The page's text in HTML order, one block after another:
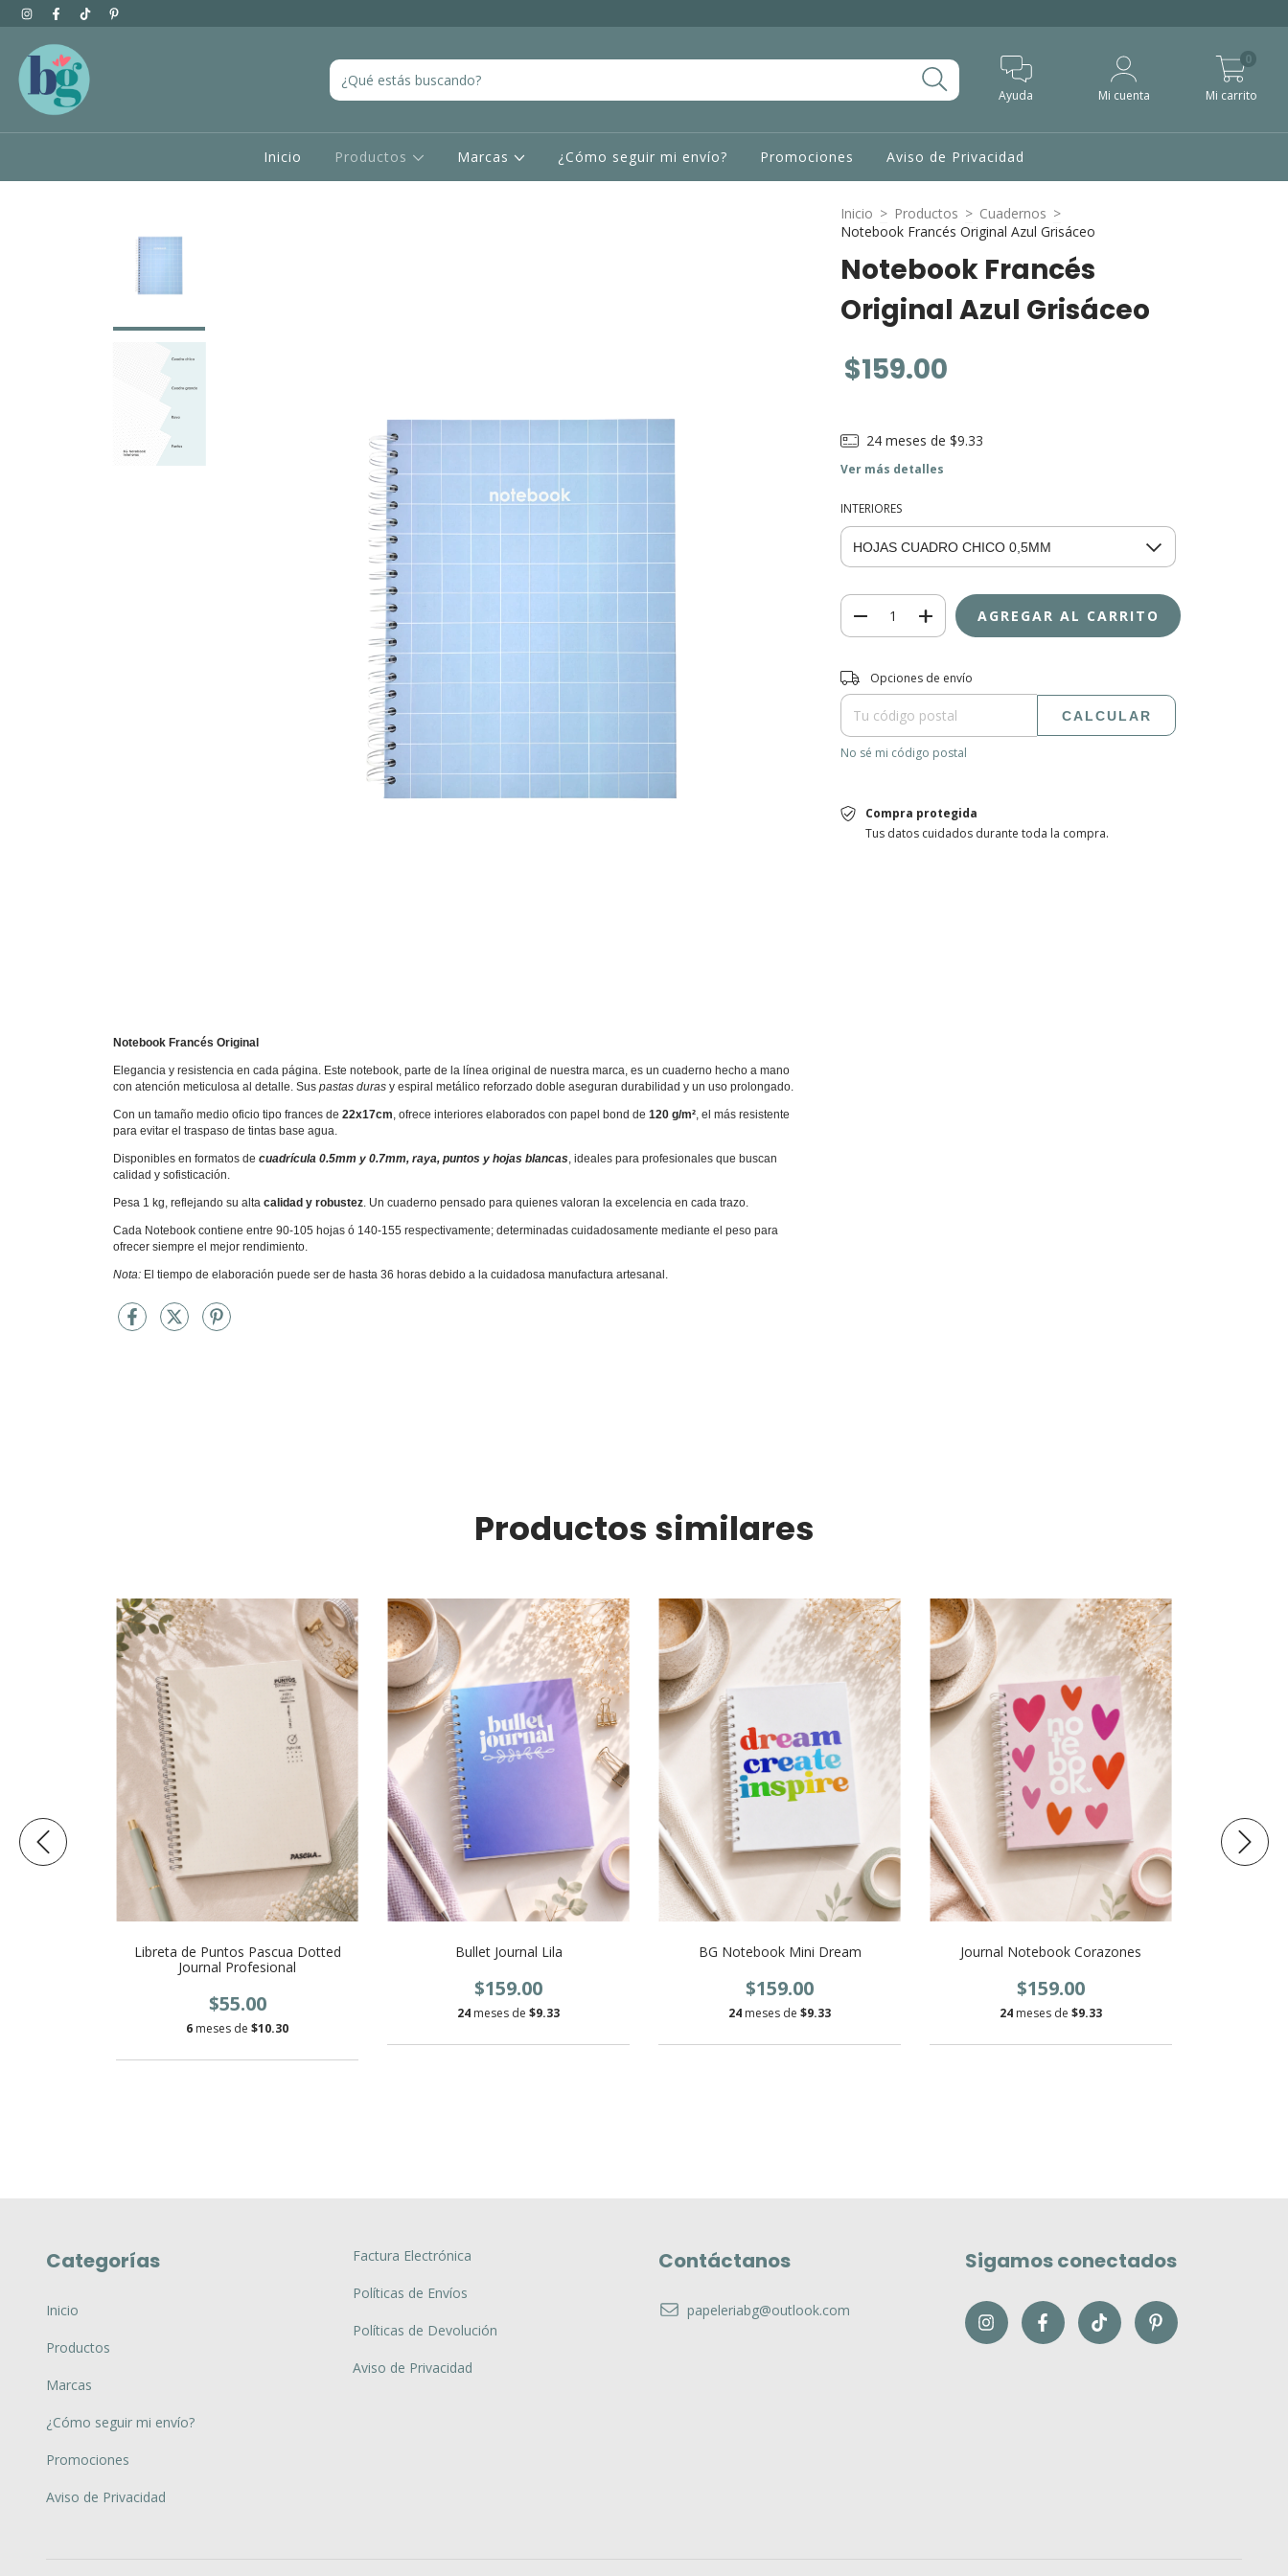
Ayuda Mi cuenta Mi carrito
0
Inicio Productos Marcas ¿Cómo seguir mi envío? Promociones Aviso de Privacidad
Notebook Francés Original
Elegancia y resistencia en cada página. Este notebook, parte de la línea original de nuestra marca, es un cuaderno hecho a mano
con atención meticulosa al detalle. Sus pastas duras y espiral metálico reforzado doble aseguran durabilidad y un uso prolongado.
Con un tamaño medio oficio tipo frances de 22x17cm , ofrece interiores elaborados con papel bond de 120 g/m² , el más resistente
para evitar el traspaso de tintas base agua.
Disponibles en formatos de cuadrícula 0.5mm y 0.7mm, raya, puntos y hojas blancas , ideales para profesionales que buscan
calidad y sofisticación.
Pesa 1 kg, reflejando su alta calidad y robustez . Un cuaderno pensado para quienes valoran la excelencia en cada trazo.
Cada Notebook contiene entre 90-105 hojas ó 140-155 respectivamente; determinadas cuidadosamente mediante el peso para
ofrecer siempre el mejor rendimiento.
Nota: El tiempo de elaboración puede ser de hasta 36 horas debido a la cuidadosa manufactura artesanal.
Inicio > Productos > Cuadernos >
Notebook Francés Original Azul Grisáceo
Notebook Francés
Original Azul Grisáceo
$159.00
24 meses de $9.33
Ver más detalles
INTERIORES
Entregas para el CP:
Opciones de envío
CALCULAR
No sé mi código postal
Compra protegida
Tus datos cuidados durante toda la compra.
Productos similares
Libreta de Puntos Pascua Dotted
Journal Profesional
$55.00
6 meses de $10.30
Bullet Journal Lila
$159.00
24 meses de $9.33
BG Notebook Mini Dream
$159.00
24 meses de $9.33
Journal Notebook Corazones
$159.00
24 meses de $9.33
Categorías
Inicio
Productos
Marcas
¿Cómo seguir mi envío?
Promociones
Aviso de Privacidad
Factura Electrónica
Políticas de Envíos
Políticas de Devolución
Aviso de Privacidad
Contáctanos
papeleriabg@outlook.com
Sigamos conectados